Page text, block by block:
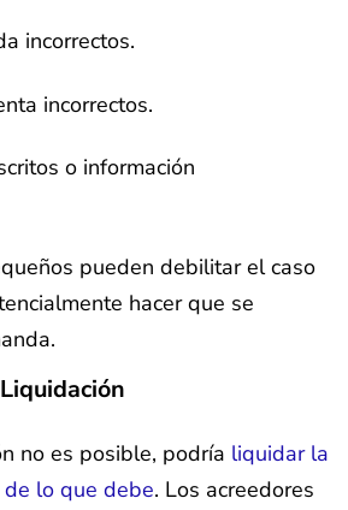
incorrectos.
incorrectos.
o información
pueden debilitar el caso
hacer que se
no es posible, podría liquidar la
lo que debe. Los acreedores